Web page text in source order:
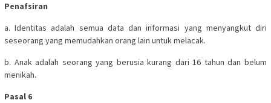
Penafsiran
a. Identitas adalah semua data dan informasi yang menyangkut diri
seseorang yang memudahkan orang lain untuk melacak.
b. Anak adalah seorang yang berusia kurang dari 16 tahun dan belum
menikah.
Pasal 6